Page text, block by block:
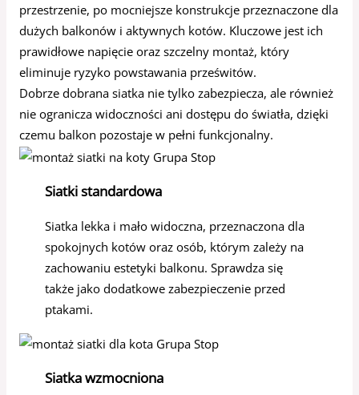
przestrzenie, po mocniejsze konstrukcje przeznaczone dla
dużych balkonów i aktywnych kotów. Kluczowe jest ich
prawidłowe napięcie oraz szczelny montaż, który
eliminuje ryzyko powstawania prześwitów.
Dobrze dobrana siatka nie tylko zabezpiecza, ale również
nie ogranicza widoczności ani dostępu do światła, dzięki
czemu balkon pozostaje w pełni funkcjonalny.
Siatki standardowa
Siatka lekka i mało widoczna, przeznaczona dla
spokojnych kotów oraz osób, którym zależy na
zachowaniu estetyki balkonu. Sprawdza się
także jako dodatkowe zabezpieczenie przed
ptakami.
Siatka wzmocniona